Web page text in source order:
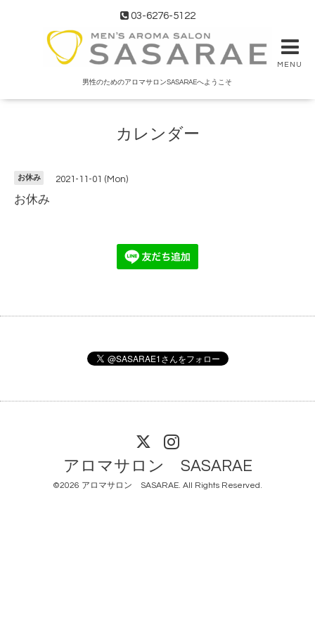
03-6276-5122
MENU
男性のためのアロマサロンSASARAEへようこそ
カレンダー
お休み 2021-11-01 (Mon)
お休み
アロマサロン SASARAE
©2026 アロマサロン SASARAE. All Rights Reserved.